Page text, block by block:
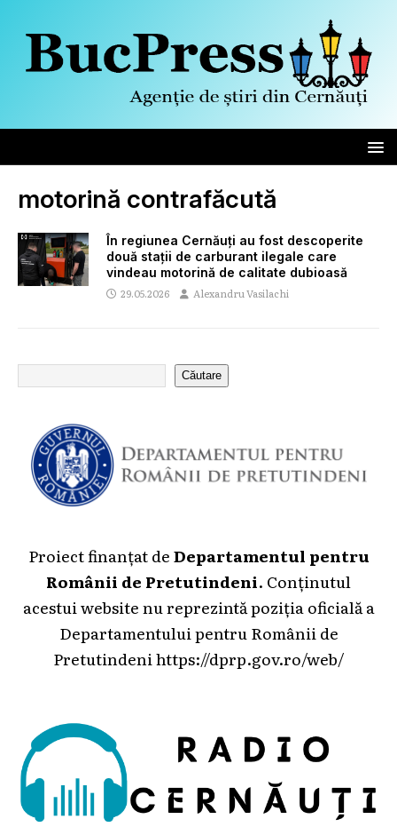
motorină contrafăcută
În regiunea Cernăuți au fost descoperite
două stații de carburant ilegale care
vindeau motorină de calitate dubioasă
29.05.2026 Alexandru Vasilachi
Căutare
Proiect finanțat deDepartamentul pentru
Românii de Pretutindeni. Conținutul
acestui website nu reprezintă poziția oficială a
Departamentului pentru Românii de
Pretutindeni https://dprp.gov.ro/web/